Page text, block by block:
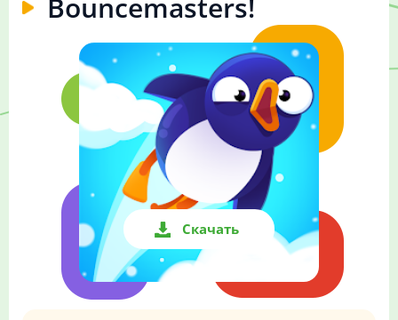
Bouncemasters!
Скачать